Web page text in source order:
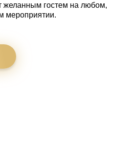
желанным гостем на любом,
мероприятии.